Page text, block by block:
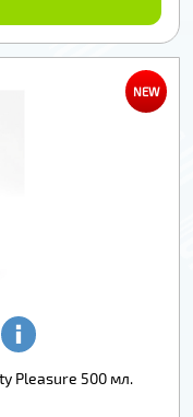
Pleasure 500 мл.
NEW